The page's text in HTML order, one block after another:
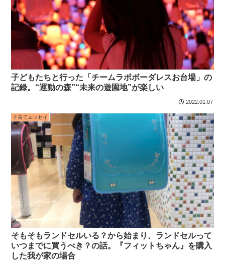
子どもたちと行った「チームラボボーダレスお台場」の
記録。“運動の森”“未来の遊園地”が楽しい
2022.01.07
子育てエッセイ
そもそもランドセルいる？から始まり、ランドセルって
いつまでに買うべき？の話。『フィットちゃん』を購入
した我が家の場合